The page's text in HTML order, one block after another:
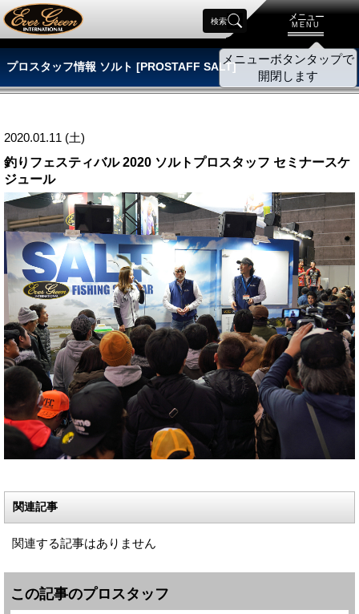
メニュー
MENU
検索
プロスタッフ情報 ソルト [PROSTAFF SALT]
2020.01.11 (土)
釣りフェスティバル 2020 ソルトプロスタッフ セミナースケ
ジュール
関連記事
関連する記事はありません
この記事のプロスタッフ